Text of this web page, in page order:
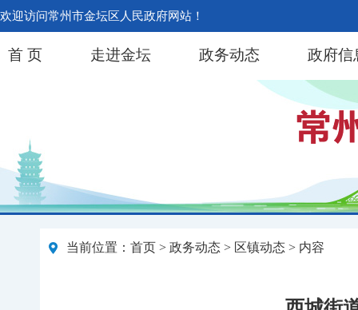
欢迎访问常州市金坛区人民政府网站！
首 页 走进金坛 政务动态 政府信
当前位置： 首页 > 政务动态 > 区镇动态 > 内容